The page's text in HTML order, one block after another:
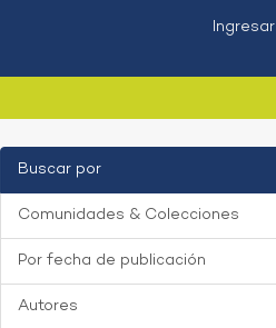
Ingresar
Buscar por
Comunidades & Colecciones
Por fecha de publicación
Autores